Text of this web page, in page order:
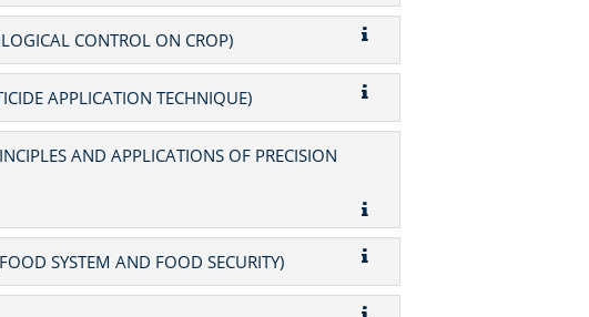
CONTROL ON CROP)
APPLICATION TECHNIQUE)
AND APPLICATIONS OF PRECISION
SYSTEM AND FOOD SECURITY)